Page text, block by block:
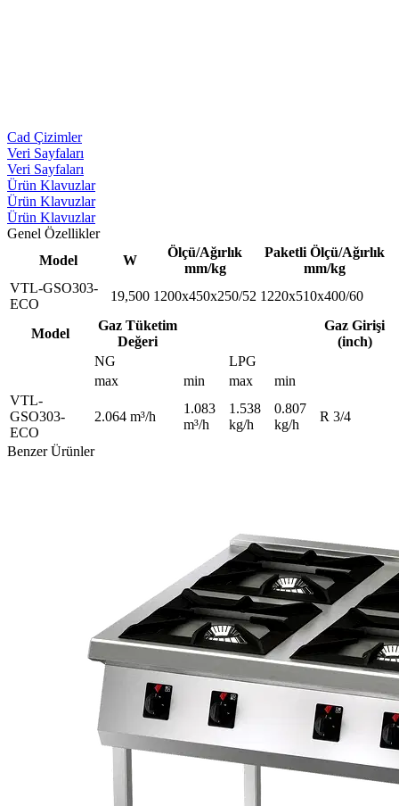
Cad Çizimler
Veri Sayfaları
Veri Sayfaları
Ürün Klavuzlar
Ürün Klavuzlar
Ürün Klavuzlar
Genel Özellikler
Model
W
Ölçü/Ağırlık
mm/kg
Paketli Ölçü/Ağırlık
mm/kg
VTL-GSO303-
ECO
19,500 1200x450x250/52 1220x510x400/60
Model
Gaz Tüketim
Değeri
Gaz Girişi
(inch)
NG
LPG
max
min max
min
VTL-
GSO303-
ECO
2.064 m³/h
1.083
m³/h
1.538
kg/h
0.807
kg/h
R 3/4
Benzer Ürünler